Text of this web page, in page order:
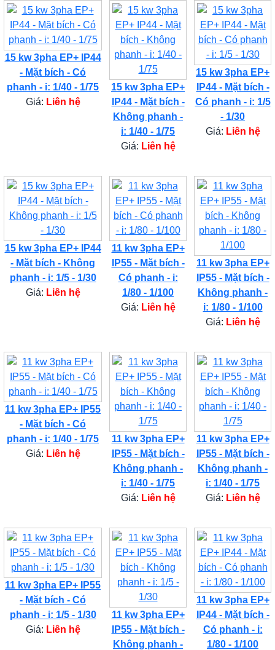
15 kw 3pha EP+ IP44
- Mặt bích - Có
phanh - i: 1/40 - 1/75
Giá: Liên hệ
15 kw 3pha EP+
IP44 - Mặt bích -
Không phanh -
i: 1/40 - 1/75
Giá: Liên hệ
15 kw 3pha EP+
IP44 - Mặt bích -
Có phanh - i: 1/5
- 1/30
Giá: Liên hệ
15 kw 3pha EP+ IP44
- Mặt bích - Không
phanh - i: 1/5 - 1/30
Giá: Liên hệ
11 kw 3pha EP+
IP55 - Mặt bích -
Có phanh - i:
1/80 - 1/100
Giá: Liên hệ
11 kw 3pha EP+
IP55 - Mặt bích -
Không phanh -
i: 1/80 - 1/100
Giá: Liên hệ
11 kw 3pha EP+ IP55
- Mặt bích - Có
phanh - i: 1/40 - 1/75
Giá: Liên hệ
11 kw 3pha EP+
IP55 - Mặt bích -
Không phanh -
i: 1/40 - 1/75
Giá: Liên hệ
11 kw 3pha EP+
IP55 - Mặt bích -
Không phanh -
i: 1/40 - 1/75
Giá: Liên hệ
11 kw 3pha EP+ IP55
- Mặt bích - Có
phanh - i: 1/5 - 1/30
Giá: Liên hệ
11 kw 3pha EP+
IP55 - Mặt bích -
Không phanh -
11 kw 3pha EP+
IP44 - Mặt bích -
Có phanh - i:
1/80 - 1/100